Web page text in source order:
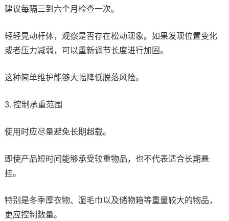
建议每隔三到六个月检查一次。
轻轻晃动杆体，观察是否存在松动现象。如果发现位置变化
或者压力减弱，可以重新调节长度进行加固。
这种简单维护能够大幅降低脱落风险。
3. 控制承重范围
使用时应尽量避免长期超载。
即使产品短时间能够承受较重物品，也不代表适合长期悬
挂。
特别是冬季厚衣物、湿毛巾以及储物箱等重量较大的物品，
更应控制数量。